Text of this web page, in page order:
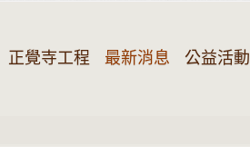
正覺寺工程 最新消息 公益活動